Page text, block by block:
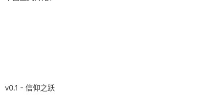
v0.1 - 信仰之跃